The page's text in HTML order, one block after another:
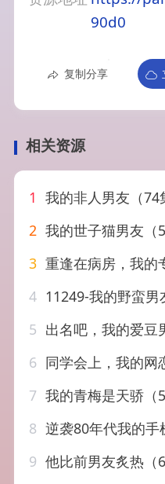
90d0
复制分享
相关资源
1 我的非人男友（
2 我的世子猫男友（
3 重逢在病房，我的专属主治前男友&
4 11249-我的野蛮男
5 出名吧，我的爱豆男友&出名
6 同学会上，我的网恋男友炸场了&
7 我的青梅是天骄（
8 逆袭80年代我的手机通
9 他比前男友炙热（